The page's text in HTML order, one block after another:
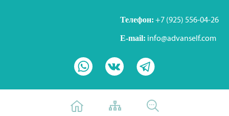
Телефон: +7 (925) 556-04-26
E-mail: info@advanself.com